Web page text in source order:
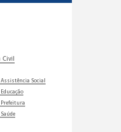
Civil
Social